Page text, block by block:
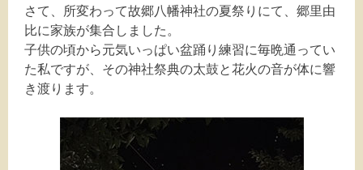
さて、所変わって故郷八幡神社の夏祭りにて、郷里由
比に家族が集合しました。
子供の頃から元気いっぱい盆踊り練習に毎晩通ってい
た私ですが、その神社祭典の太鼓と花火の音が体に響
き渡ります。